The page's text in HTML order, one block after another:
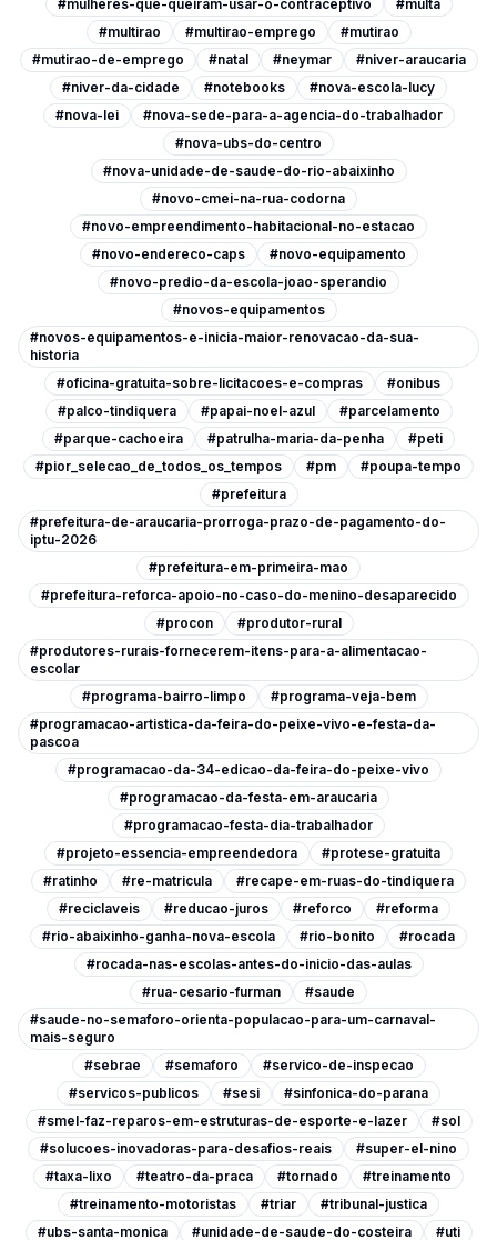
#mulheres-que-queiram-usar-o-contraceptivo
#multa
#multirao
#multirao-emprego
#mutirao
#mutirao-de-emprego
#natal #neymar
#niver-araucaria
#niver-da-cidade
#notebooks
#nova-escola-lucy
#nova-lei
#nova-sede-para-a-agencia-do-trabalhador
#nova-ubs-do-centro
#nova-unidade-de-saude-do-rio-abaixinho
#novo-cmei-na-rua-codorna
#novo-empreendimento-habitacional-no-estacao
#novo-endereco-caps
#novo-equipamento
#novo-predio-da-escola-joao-sperandio
#novos-equipamentos
#novos-equipamentos-e-inicia-maior-renovacao-da-sua-
historia
#oficina-gratuita-sobre-licitacoes-e-compras
#onibus
#palco-tindiquera
#papai-noel-azul
#parcelamento
#parque-cachoeira
#patrulha-maria-da-penha
#peti
#pior_selecao_de_todos_os_tempos
#pm
#poupa-tempo
#prefeitura
#prefeitura-de-araucaria-prorroga-prazo-de-pagamento-do-
iptu-2026
#prefeitura-em-primeira-mao
#prefeitura-reforca-apoio-no-caso-do-menino-desaparecido
#procon
#produtor-rural
#produtores-rurais-fornecerem-itens-para-a-alimentacao-
escolar
#programa-bairro-limpo
#programa-veja-bem
#programacao-artistica-da-feira-do-peixe-vivo-e-festa-da-
pascoa
#programacao-da-34-edicao-da-feira-do-peixe-vivo
#programacao-da-festa-em-araucaria
#programacao-festa-dia-trabalhador
#projeto-essencia-empreendedora
#protese-gratuita
#ratinho
#re-matricula
#recape-em-ruas-do-tindiquera
#reciclaveis
#reducao-juros #reforco
#reforma
#rio-abaixinho-ganha-nova-escola
#rio-bonito
#rocada
#rocada-nas-escolas-antes-do-inicio-das-aulas
#rua-cesario-furman
#saude
#saude-no-semaforo-orienta-populacao-para-um-carnaval-
mais-seguro
#sebrae
#semaforo
#servico-de-inspecao
#servicos-publicos
#sesi
#sinfonica-do-parana
#smel-faz-reparos-em-estruturas-de-esporte-e-lazer
#sol
#solucoes-inovadoras-para-desafios-reais
#super-el-nino
#taxa-lixo
#teatro-da-praca #tornado
#treinamento
#treinamento-motoristas
#triar
#tribunal-justica
#ubs-santa-monica
#unidade-de-saude-do-costeira #uti